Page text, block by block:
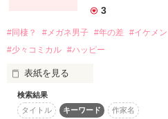
「皆さん、落ち着いて聞いてくだ
男は涼しい顔でそう言った･･････
3
#同棲？ #メガネ男子 #年の差 #イケメン
#少々コミカル #ハッピー
表紙を見る
とある飲み会の夜の帰り、なんと
ていた！
検索結果
タイトル
キーワード 作家名